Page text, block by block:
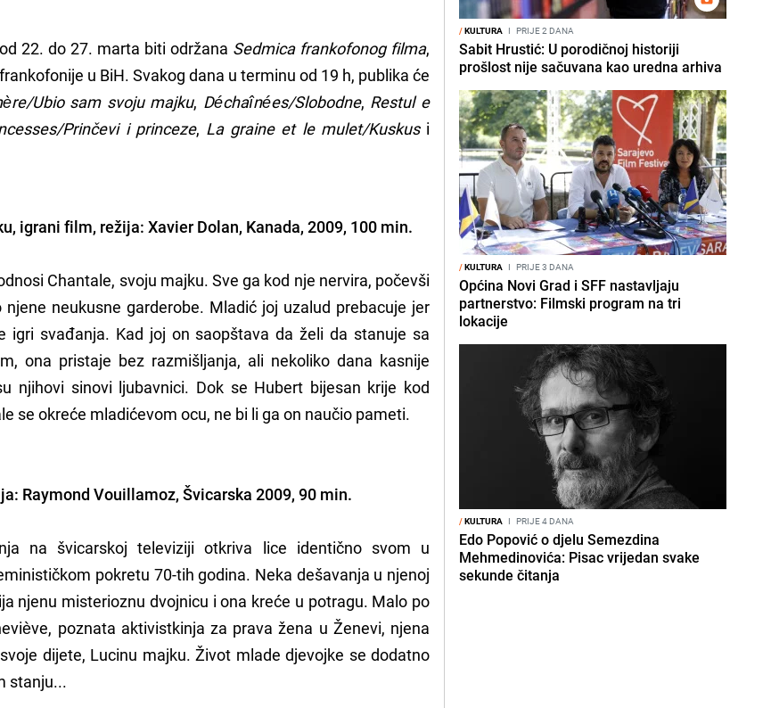
22. do 27. marta biti održana Sedmica frankofonog filma,
u BiH. Svakog dana u terminu od 19 h, publika će
Ubio sam svoju majku, Déchaînées/Slobodne, Restul e
Prinčevi i princeze, La graine et le mulet/Kuskusi
igrani film, režija: Xavier Dolan, Kanada, 2009, 100 min.
Chantale, svoju majku. Sve ga kod nje nervira, počevši
neukusne garderobe. Mladić joj uzalud prebacuje jer
igri svađanja. Kad joj on saopštava da želi da stanuje sa
ona pristaje bez razmišljanja, ali nekoliko dana kasnije
njihovi sinovi ljubavnici. Dok se Hubert bijesan krije kod
se okreće mladićevom ocu, ne bi li ga on naučio pameti.
Raymond Vouillamoz, Švicarska 2009, 90 min.
na švicarskoj televiziji otkriva lice identično svom u
pokretu 70-tih godina. Neka dešavanja u njenoj
njenu misterioznu dvojnicu i ona kreće u potragu. Malo po
poznata aktivistkinja za prava žena u Ženevi, njena
dijete, Lucinu majku. Život mlade djevojke se dodatno
stanju...
/KULTURA I PRIJE 2 DANA
Sabit Hrustić: U porodičnoj historiji
prošlost nije sačuvana kao uredna arhiva
/KULTURA I PRIJE 3 DANA
Općina Novi Grad i SFF nastavljaju
partnerstvo: Filmski program na tri
lokacije
/KULTURA I PRIJE 4 DANA
Edo Popović o djelu Semezdina
Mehmedinovića: Pisac vrijedan svake
sekunde čitanja